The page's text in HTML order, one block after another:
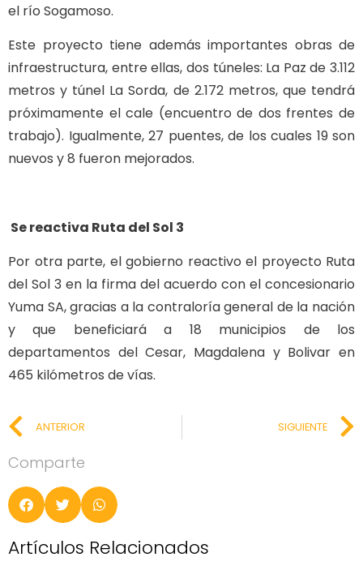
el río Sogamoso.
Este proyecto tiene además importantes obras de
infraestructura, entre ellas, dos túneles: La Paz de 3.112
metros y túnel La Sorda, de 2.172 metros, que tendrá
próximamente el cale (encuentro de dos frentes de
trabajo). Igualmente, 27 puentes, de los cuales 19 son
nuevos y 8 fueron mejorados.
Se reactiva Ruta del Sol 3
Por otra parte, el gobierno reactivo el proyecto Ruta
del Sol 3 en la firma del acuerdo con el concesionario
Yuma SA, gracias a la contraloría general de la nación
y que beneficiará a 18 municipios de los
departamentos del Cesar, Magdalena y Bolivar en
465 kilómetros de vías.
ANTERIOR SIGUIENTE
Comparte
Artículos Relacionados